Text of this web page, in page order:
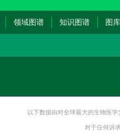
领域图谱 知识图谱 图
以下数据由对全球最大的生物医
对于任何诉